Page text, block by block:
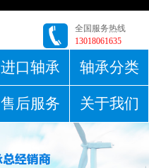
全国服务热线
13018061635
进口轴承 轴承分类
售后服务 关于我们